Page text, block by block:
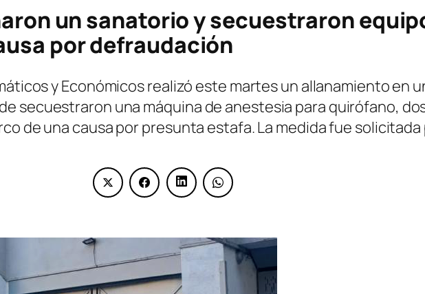
un sanatorio y secuestraron
por defraudación
y Económicos realizó este martes un allanamiento en
secuestraron una máquina de anestesia para quirófano,
de una causa por presunta estafa. La medida fue